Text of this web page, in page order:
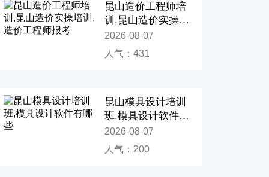
昆山造价工程师培
训,昆山造价实操培
训,造价工程师报考
2026-08-07
人气：431
昆山模具设计培训
班,模具设计软件有
哪些
2026-08-07
人气：200